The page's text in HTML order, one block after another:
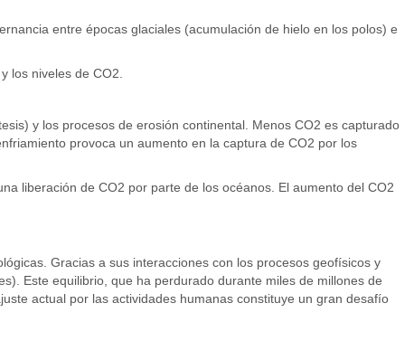
entre épocas glaciales (acumulación de hielo en los polos) e
los niveles de CO2.
y los procesos de erosión continental. Menos CO2 es capturado
provoca un aumento en la captura de CO2 por los
liberación de CO2 por parte de los océanos. El aumento del CO2
Gracias a sus interacciones con los procesos geofísicos y
Este equilibrio, que ha perdurado durante miles de millones de
actual por las actividades humanas constituye un gran desafío